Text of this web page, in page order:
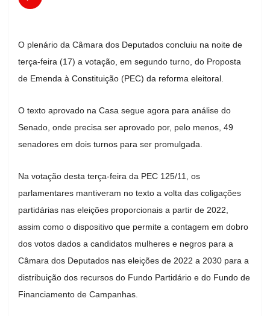
O plenário da Câmara dos Deputados concluiu na noite de
terça-feira (17) a votação, em segundo turno, do Proposta
de Emenda à Constituição (PEC) da reforma eleitoral.
O texto aprovado na Casa segue agora para análise do
Senado, onde precisa ser aprovado por, pelo menos, 49
senadores em dois turnos para ser promulgada.
Na votação desta terça-feira da PEC 125/11, os
parlamentares mantiveram no texto a volta das coligações
partidárias nas eleições proporcionais a partir de 2022,
assim como o dispositivo que permite a contagem em dobro
dos votos dados a candidatos mulheres e negros para a
Câmara dos Deputados nas eleições de 2022 a 2030 para a
distribuição dos recursos do Fundo Partidário e do Fundo de
Financiamento de Campanhas.